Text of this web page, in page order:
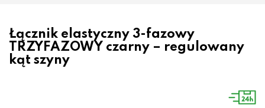
Łącznik elastyczny 3-fazowy
TRZYFAZOWY czarny – regulowany
kąt szyny